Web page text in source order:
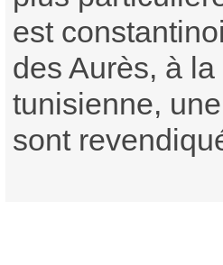
est
des Aurès, à
tunisienne,
sont